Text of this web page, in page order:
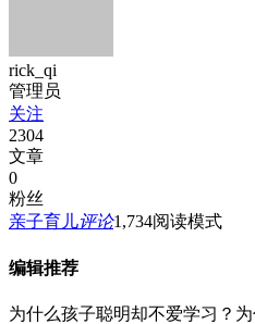
rick_qi
管理员
关注
2304
文章
0
粉丝
亲子育儿评论1,734阅读模式
编辑推荐
为什么孩子聪明却不爱学习？